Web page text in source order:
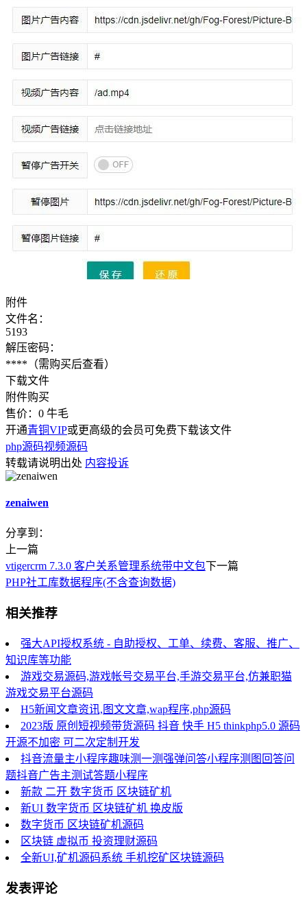
附件
文件名：
5193
解压密码：
**** （需购买后查看）
下载文件
附件购买
售价： 0 牛毛
开通青铜VIP或更高级的会员可免费下载该文件
php源码视频源码
转载请说明出处 内容投诉
zenaiwen
分享到：
上一篇
vtigercrm 7.3.0 客户关系管理系统带中文包下一篇
PHP社工库数据程序(不含查询数据)
相关推荐
强大API授权系统 - 自助授权、工单、续费、客服、推广、
知识库等功能
游戏交易源码,游戏帐号交易平台,手游交易平台,仿兼职猫
游戏交易平台源码
H5新闻文章资讯,图文文章,wap程序,php源码
2023版 原创短视频带货源码 抖音 快手 H5 thinkphp5.0 源码
开源不加密 可二次定制开发
抖音流量主小程序趣味测一测强弹问答小程序测图回答问
题抖音广告主测试答题小程序
新款 二开 数字货币 区块链矿机
新UI 数字货币 区块链矿机 换皮版
数字货币 区块链矿机源码
区块链 虚拟币 投资理财源码
全新UI,矿机源码系统 手机挖矿区块链源码
发表评论